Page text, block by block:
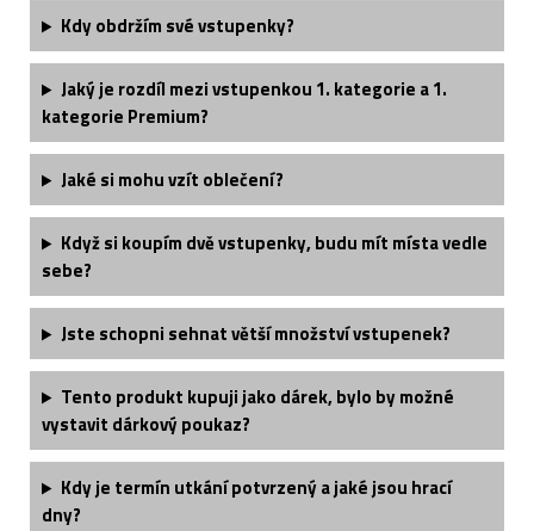
Kdy obdržím své vstupenky?
Jaký je rozdíl mezi vstupenkou 1. kategorie a 1.
kategorie Premium?
Jaké si mohu vzít oblečení?
Když si koupím dvě vstupenky, budu mít místa vedle
sebe?
Jste schopni sehnat větší množství vstupenek?
Tento produkt kupuji jako dárek, bylo by možné
vystavit dárkový poukaz?
Kdy je termín utkání potvrzený a jaké jsou hrací
dny?